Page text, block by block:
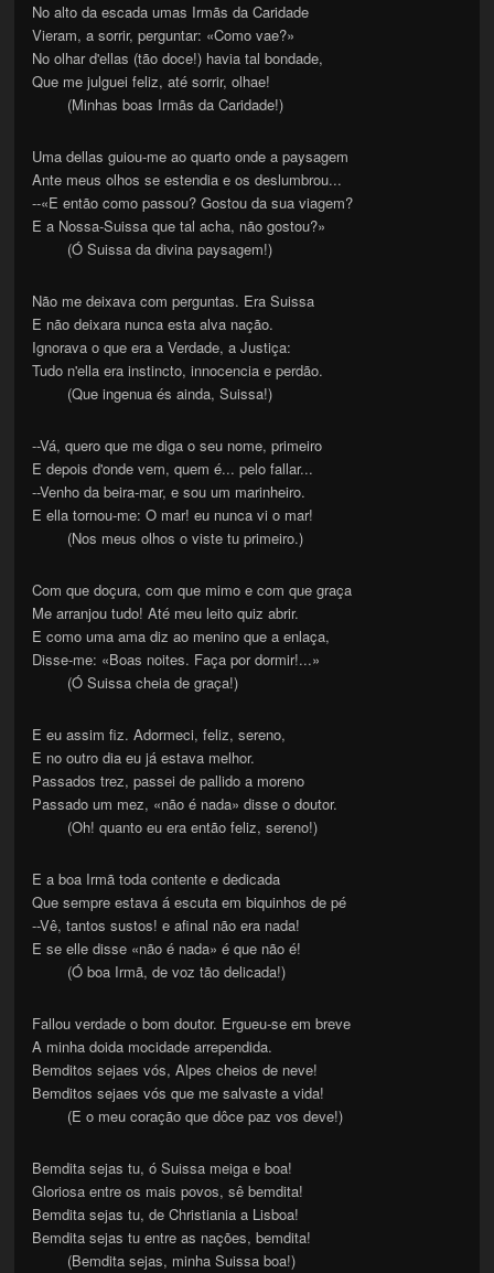
No alto da escada umas Irmãs da Caridade
Vieram, a sorrir, perguntar: «Como vae?»
No olhar d'ellas (tão doce!) havia tal bondade,
Que me julguei feliz, até sorrir, olhae!
(Minhas boas Irmãs da Caridade!)
Uma dellas guiou-me ao quarto onde a paysagem
Ante meus olhos se estendia e os deslumbrou...
--«E então como passou? Gostou da sua viagem?
E a Nossa-Suissa que tal acha, não gostou?»
(Ó Suissa da divina paysagem!)
Não me deixava com perguntas. Era Suissa
E não deixara nunca esta alva nação.
Ignorava o que era a Verdade, a Justiça:
Tudo n'ella era instincto, innocencia e perdão.
(Que ingenua és ainda, Suissa!)
--Vá, quero que me diga o seu nome, primeiro
E depois d'onde vem, quem é... pelo fallar...
--Venho da beira-mar, e sou um marinheiro.
E ella tornou-me: O mar! eu nunca vi o mar!
(Nos meus olhos o viste tu primeiro.)
Com que doçura, com que mimo e com que graça
Me arranjou tudo! Até meu leito quiz abrir.
E como uma ama diz ao menino que a enlaça,
Disse-me: «Boas noites. Faça por dormir!...»
(Ó Suissa cheia de graça!)
E eu assim fiz. Adormeci, feliz, sereno,
E no outro dia eu já estava melhor.
Passados trez, passei de pallido a moreno
Passado um mez, «não é nada» disse o doutor.
(Oh! quanto eu era então feliz, sereno!)
E a boa Irmã toda contente e dedicada
Que sempre estava á escuta em biquinhos de pé
--Vê, tantos sustos! e afinal não era nada!
E se elle disse «não é nada» é que não é!
(Ó boa Irmã, de voz tão delicada!)
Fallou verdade o bom doutor. Ergueu-se em breve
A minha doida mocidade arrependida.
Bemditos sejaes vós, Alpes cheios de neve!
Bemditos sejaes vós que me salvaste a vida!
(E o meu coração que dôce paz vos deve!)
Bemdita sejas tu, ó Suissa meiga e boa!
Gloriosa entre os mais povos, sê bemdita!
Bemdita sejas tu, de Christiania a Lisboa!
Bemdita sejas tu entre as nações, bemdita!
(Bemdita sejas, minha Suissa boa!)